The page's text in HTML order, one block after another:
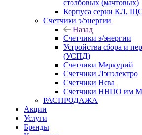
столбовых (мачтовых)
Корпуса серии КЛ,
Счетчики э/энергии
Назад
Счетчики э/энергии
Устройства сбора и
(УСПД)
Счетчики Меркурий
Счетчики Лэнэлектро
Счетчики Нева
Счетчики ННПО им
РАСПРОДАЖА
Акции
Услуги
Бренды